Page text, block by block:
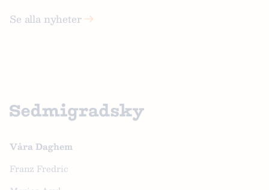
Se alla nyheter
Våra Daghem
Franz Fredric